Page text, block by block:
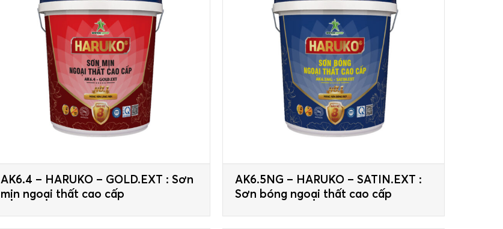
AK6.4 – HARUKO – GOLD.EXT : Sơn
mịn ngoại thất cao cấp
AK6.5NG – HARUKO – SATIN.EXT :
Sơn bóng ngoại thất cao cấp